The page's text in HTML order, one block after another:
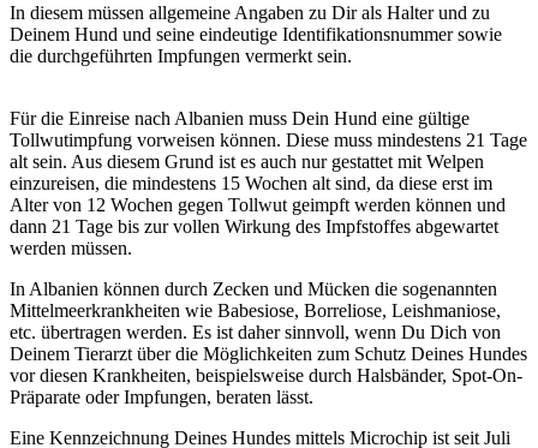
In diesem müssen allgemeine Angaben zu Dir als Halter und zu
Deinem Hund und seine eindeutige Identifikationsnummer sowie
die durchgeführten Impfungen vermerkt sein.
Für die Einreise nach Albanien muss Dein Hund eine gültige
Tollwutimpfung vorweisen können. Diese muss mindestens 21 Tage
alt sein. Aus diesem Grund ist es auch nur gestattet mit Welpen
einzureisen, die mindestens 15 Wochen alt sind, da diese erst im
Alter von 12 Wochen gegen Tollwut geimpft werden können und
dann 21 Tage bis zur vollen Wirkung des Impfstoffes abgewartet
werden müssen.
In Albanien können durch Zecken und Mücken die sogenannten
Mittelmeerkrankheiten wie Babesiose, Borreliose, Leishmaniose,
etc. übertragen werden. Es ist daher sinnvoll, wenn Du Dich von
Deinem Tierarzt über die Möglichkeiten zum Schutz Deines Hundes
vor diesen Krankheiten, beispielsweise durch Halsbänder, Spot-On-
Präparate oder Impfungen, beraten lässt.
Eine Kennzeichnung Deines Hundes mittels Microchip ist seit Juli